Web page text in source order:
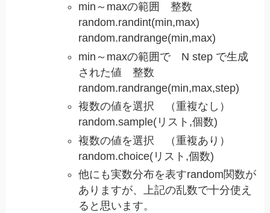
min～maxの範囲 整数
random.randint(min,max)
random.randrange(min,max)
min～maxの範囲で N step で生成
された値 整数
random.randrange(min,max,step)
複数の値を選択 （重複なし）
random.sample(リスト,個数)
複数の値を選択 （重複あり）
random.choice(リスト,個数)
他にも実数分布を表すrandom関数が
ありますが、上記の乱数で十分使え
ると思います。